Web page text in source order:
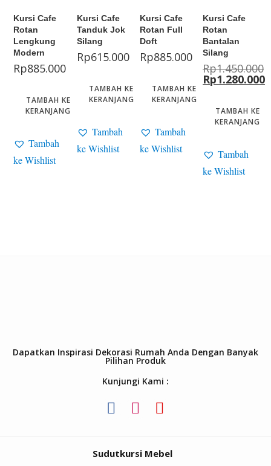
Kursi Cafe
Rotan
Lengkung
Modern
Rp885.000
TAMBAH KE
KERANJANG
Tambah
ke Wishlist
Kursi Cafe
Tanduk Jok
Silang
Rp615.000
TAMBAH KE
KERANJANG
Tambah
ke Wishlist
Kursi Cafe
Rotan Full
Doft
Rp885.000
TAMBAH KE
KERANJANG
Tambah
ke Wishlist
Kursi Cafe
Rotan
Bantalan
Silang
Rp1.450.000
Rp1.280.000
TAMBAH KE
KERANJANG
Tambah
ke Wishlist
Dapatkan Inspirasi Dekorasi Rumah Anda Dengan Banyak
Pilihan Produk
Kunjungi Kami :
Sudutkursi Mebel